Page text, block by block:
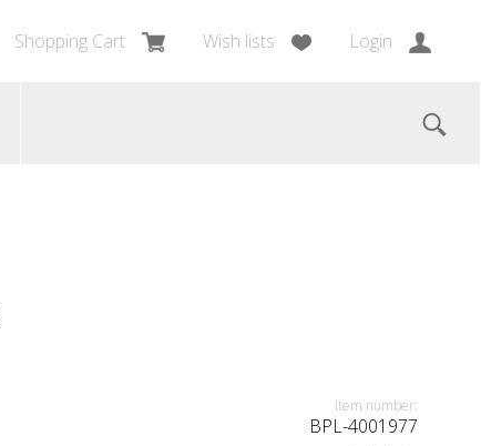
Shopping Cart Wish lists Login
Item number:
BPL-4001977